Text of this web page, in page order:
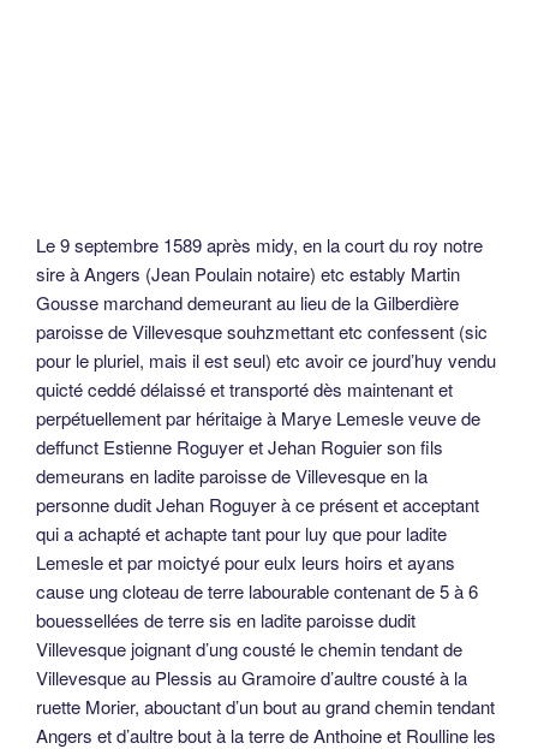
Le 9 septembre 1589 après midy, en la court du roy notre
sire à Angers (Jean Poulain notaire) etc estably Martin
Gousse marchand demeurant au lieu de la Gilberdière
paroisse de Villevesque souhzmettant etc confessent (sic
pour le pluriel, mais il est seul) etc avoir ce jourd’huy vendu
quicté ceddé délaissé et transporté dès maintenant et
perpétuellement par héritaige à Marye Lemesle veuve de
deffunct Estienne Roguyer et Jehan Roguier son fils
demeurans en ladite paroisse de Villevesque en la
personne dudit Jehan Roguyer à ce présent et acceptant
qui a achapté et achapte tant pour luy que pour ladite
Lemesle et par moictyé pour eulx leurs hoirs et ayans
cause ung cloteau de terre labourable contenant de 5 à 6
bouessellées de terre sis en ladite paroisse dudit
Villevesque joignant d’ung cousté le chemin tendant de
Villevesque au Plessis au Gramoire d’aultre cousté à la
ruette Morier, abouctant d’un bout au grand chemin tendant
Angers et d’aultre bout à la terre de Anthoine et Roulline les